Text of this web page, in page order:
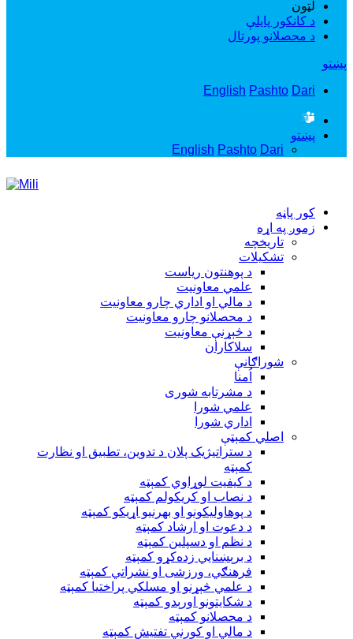
لټون
د کانکور پایلې
د محصلانو پورتال
پښتو
English Pashto Dari
پښتو
English Pashto Dari
کور پاڼه
زموږ په اړه
تاریخچه
تشکيلات
د پوهنتون رياست
علمي معاونيت
د مالي او اداري چارو معاونيت
د محصلانو چارو معاونيت
د څېړنې معاونيت
سلاکاران
شوراګانې
اُمنا
د مشرتابه شوری
علمي شورا
اداري شورا
اصلي کمېټې
د ستراتيژيک پلان د تدوين، تطبيق او نظارت
کمېټه
د کيفيت لوړاوي کمېټه
د نصاب او کريکولم کمېټه
د پوهاوليکونو او بهرنيو اړيکو کمېټه
د دعوت او ارشاد کمېټه
د نظم او دسپلين کمېټه
د برېښنايي زده‌کړو کمېټه
فرهنګي، ورزشی او نشراتي کمېټه
د علمي څېړنو او مسلکي پراختيا کمېټه
د شکايتونو اورېدو کمېټه
د محصلانو کمېټه
د مالي او کورني تفتيش کمېټه